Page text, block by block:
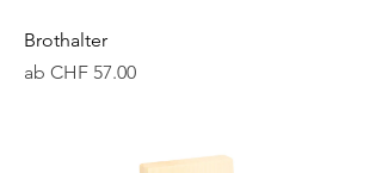
Brothalter
ab CHF 57.00
Sale-Preis